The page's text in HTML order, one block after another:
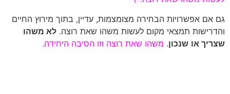
גם אם אפשרויות הבחירה מצומצמות, עדיין, בתוך מירוץ החיים
והדרישות תמצאי מקום לעשות משהו שאת רוצה. לא משהו
שצריך או שנכון. משהו שאת רוצה וזו הסיבה היחידה.